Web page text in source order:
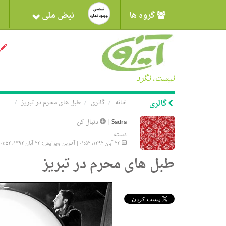
گروه ها نبض ملی
نیست، نگرد
خانه گالری طبل های محرم در تبریز گالری
Sadra
|
دنبال کن
دسته:
طبل های محرم در تبریز